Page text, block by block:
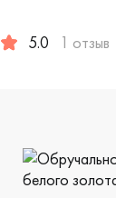
5.0 1 отзыв